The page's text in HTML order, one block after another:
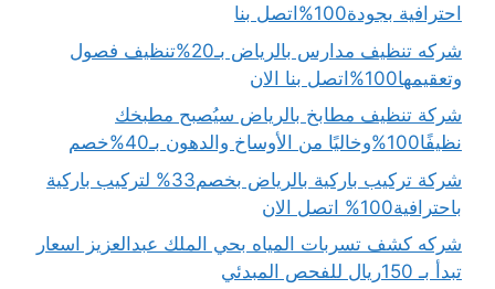
احترافية بجودة100%اتصل بنا
شركه تنظيف مدارس بالرياض بـ20%تنظيف فصول
وتعقيمها100%اتصل بنا الان
شركة تنظيف مطابخ بالرياض سيُصبح مطبخك
نظيفًا100%وخاليًا من الأوساخ والدهون بـ40%خصم
شركة تركيب باركية بالرياض بخصم33% لتركيب باركية
باحترافية100% اتصل الان
شركه كشف تسربات المياه بحي الملك عبدالعزيز اسعار
تبدأ بـ 150ريال للفحص المبدئي